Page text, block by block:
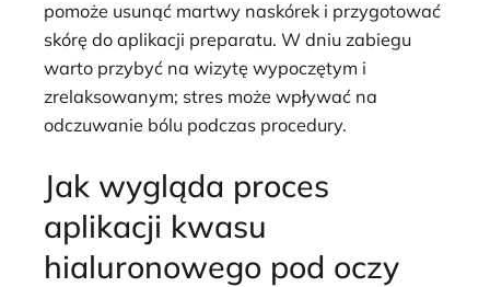
pomoże usunąć martwy naskórek i przygotować
skórę do aplikacji preparatu. W dniu zabiegu
warto przybyć na wizytę wypoczętym i
zrelaksowanym; stres może wpływać na
odczuwanie bólu podczas procedury.
Jak wygląda proces
aplikacji kwasu
hialuronowego pod oczy